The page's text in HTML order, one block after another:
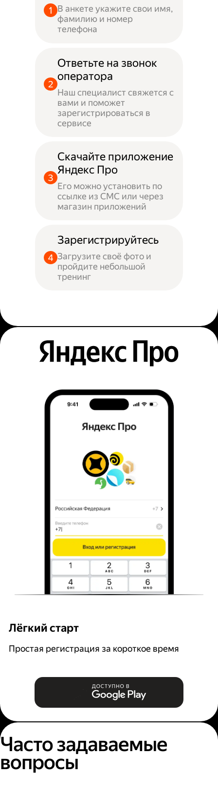
В анкете укажите свои имя,
фамилию и номер
телефона
Ответьте на звонок
оператора
Наш специалист свяжется с
вами и поможет
зарегистрироваться в
сервисе
Скачайте приложение
Яндекс Про
Его можно установить по
ссылке из СМС или через
магазин приложений
Зарегистрируйтесь
Загрузите своё фото и
пройдите небольшой
тренинг
Лёгкий старт
Простая регистрация за короткое время
Часто задаваемые
вопросы